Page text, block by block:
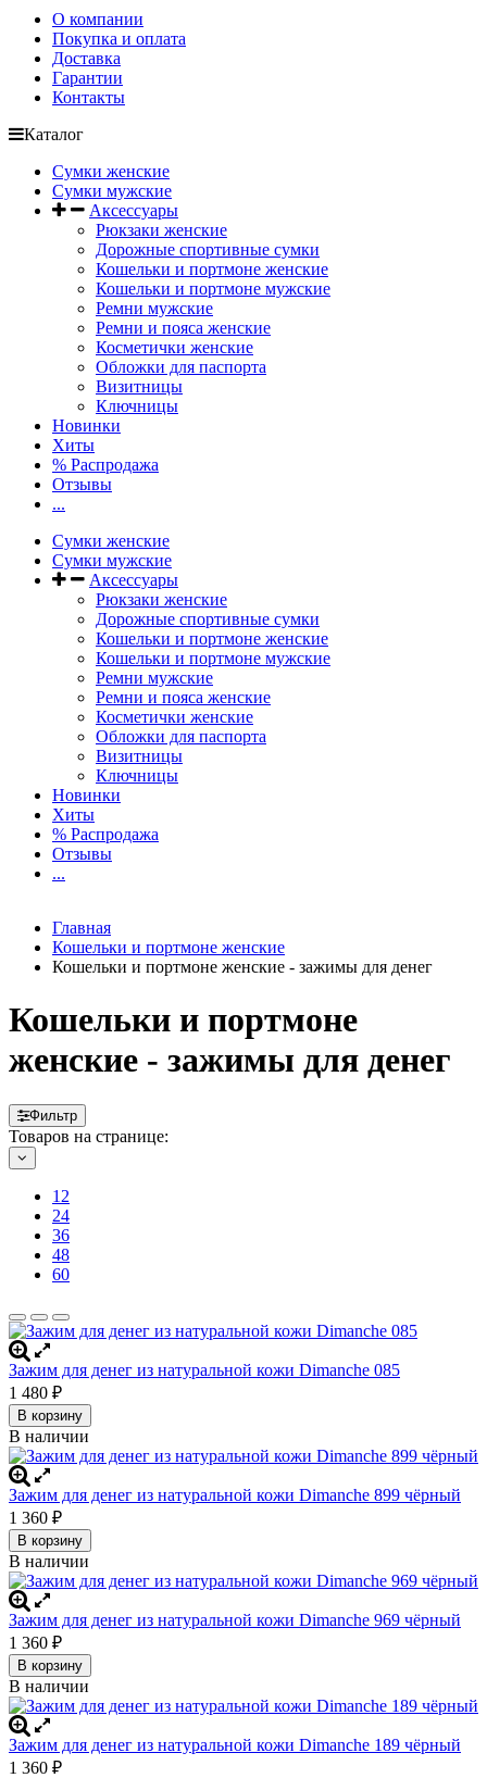
О компании
Покупка и оплата
Доставка
Гарантии
Контакты
Каталог
Сумки женские
Сумки мужские
Аксессуары
Рюкзаки женские
Дорожные спортивные сумки
Кошельки и портмоне женские
Кошельки и портмоне мужские
Ремни мужские
Ремни и пояса женские
Косметички женские
Обложки для паспорта
Визитницы
Ключницы
Новинки
Хиты
% Распродажа
Отзывы
...
Сумки женские
Сумки мужские
Аксессуары
Рюкзаки женские
Дорожные спортивные сумки
Кошельки и портмоне женские
Кошельки и портмоне мужские
Ремни мужские
Ремни и пояса женские
Косметички женские
Обложки для паспорта
Визитницы
Ключницы
Новинки
Хиты
% Распродажа
Отзывы
...
Главная
Кошельки и портмоне женские
Кошельки и портмоне женские - зажимы для денег
Кошельки и портмоне
женские - зажимы для денег
Фильтр
Товаров на странице:
12
24
36
48
60
Зажим для денег из натуральной кожи Dimanche 085
1 480 ₽
В корзину
В наличии
Зажим для денег из натуральной кожи Dimanche 899 чёрный
1 360 ₽
В корзину
В наличии
Зажим для денег из натуральной кожи Dimanche 969 чёрный
1 360 ₽
В корзину
В наличии
Зажим для денег из натуральной кожи Dimanche 189 чёрный
1 360 ₽